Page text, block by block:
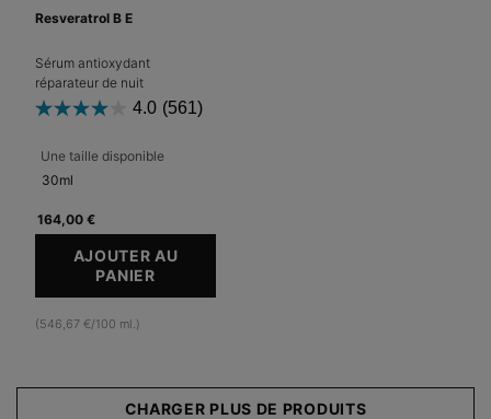
Resveratrol B E
Sérum antioxydant
réparateur de nuit
4.0 (561)
Une taille disponible
30ml
164,00 €
AJOUTER AU
PANIER
(546,67 €/100 ml.)
CHARGER PLUS DE PRODUITS